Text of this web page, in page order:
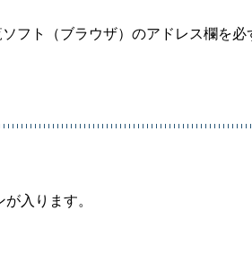
フト（ブラウザ）のアドレス欄を必
入ります。